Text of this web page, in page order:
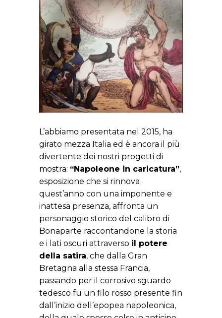
L’abbiamo presentata nel 2015, ha
girato mezza Italia ed è ancora il più
divertente dei nostri progetti di
mostra: “Napoleone in caricatura”,
esposizione che si rinnova
quest’anno con una imponente e
inattesa presenza, affronta un
personaggio storico del calibro di
Bonaparte raccontandone la storia
e i lati oscuri attraverso il potere
della satira, che dalla Gran
Bretagna alla stessa Francia,
passando per il corrosivo sguardo
tedesco fu un filo rosso presente fin
dall’inizio dell’epopea napoleonica,